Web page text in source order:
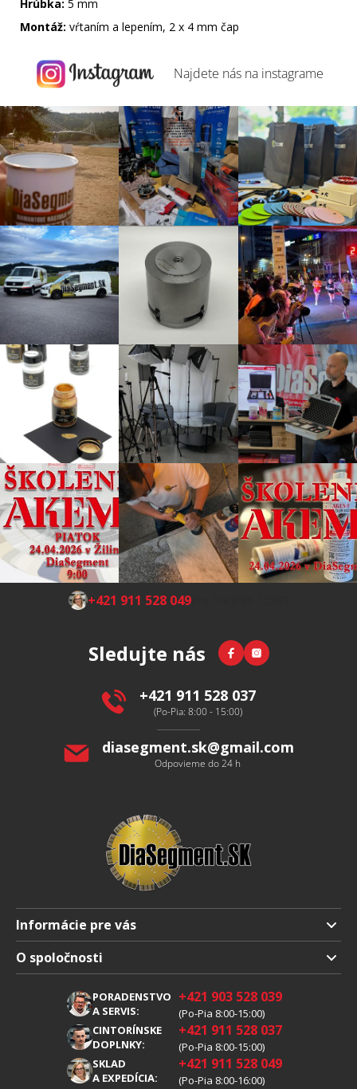
Hrúbka: 5 mm
Montáž: vŕtaním a lepením, 2 x 4 mm čap
Najdete nás na instagrame
Z +421 911 528 049(Po-Pia 8:00-15:00)
Sledujte nás Facebook
Instagram
+421 911 528 037
(Po-Pia: 8:00 - 15:00)
diasegment.sk@gmail.com
Odpovieme do 24 h
Informácie pre vás
Doprava a platba
Obchodné podmienky
Reklamácia
Spracovanie osobných údajov
O spoločnosti
PORADENSTVO
A SERVIS:
+421 903 528 039
(Po-Pia 8:00-15:00)
CINTORÍNSKE
DOPLNKY:
+421 911 528 037
(Po-Pia 8:00-15:00)
SKLAD
A EXPEDÍCIA:
+421 911 528 049
(Po-Pia 8:00-16:00)